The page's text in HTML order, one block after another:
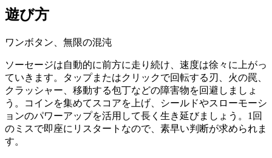
遊び方
ワンボタン、無限の混沌
ソーセージは自動的に前方に走り続け、速度は徐々に上がっ
ていきます。タップまたはクリックで回転する刃、火の罠、
クラッシャー、移動する包丁などの障害物を回避しましょ
う。コインを集めてスコアを上げ、シールドやスローモーシ
ョンのパワーアップを活用して長く生き延びましょう。1回
のミスで即座にリスタートなので、素早い判断が求められま
す。